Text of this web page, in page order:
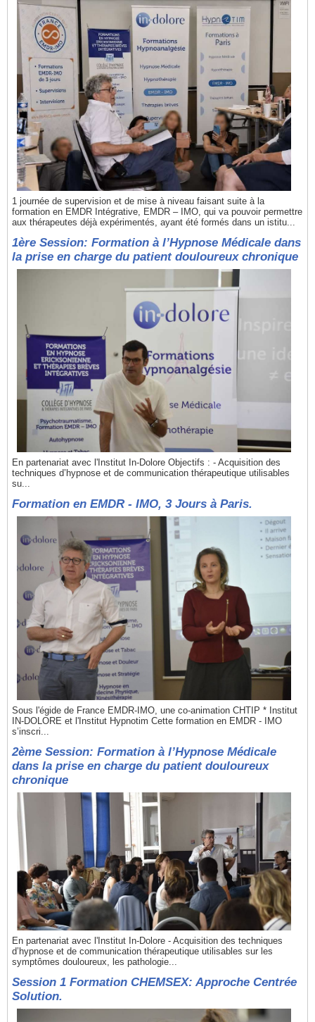
1 journée de supervision et de mise à niveau faisant suite à la
formation en EMDR Intégrative, EMDR – IMO, qui va pouvoir permettre
aux thérapeutes déjà expérimentés, ayant été formés dans un istitu...
1ère Session: Formation à l’Hypnose Médicale dans
la prise en charge du patient douloureux chronique
En partenariat avec l'Institut In-Dolore Objectifs : - Acquisition des
techniques d’hypnose et de communication thérapeutique utilisables
su...
Formation en EMDR - IMO, 3 Jours à Paris.
Sous l'égide de France EMDR-IMO, une co-animation CHTIP * Institut
IN-DOLORE et l'Institut Hypnotim Cette formation en EMDR - IMO
s’inscri...
2ème Session: Formation à l’Hypnose Médicale
dans la prise en charge du patient douloureux
chronique
En partenariat avec l'Institut In-Dolore - Acquisition des techniques
d’hypnose et de communication thérapeutique utilisables sur les
symptômes douloureux, les pathologie...
Session 1 Formation CHEMSEX: Approche Centrée
Solution.